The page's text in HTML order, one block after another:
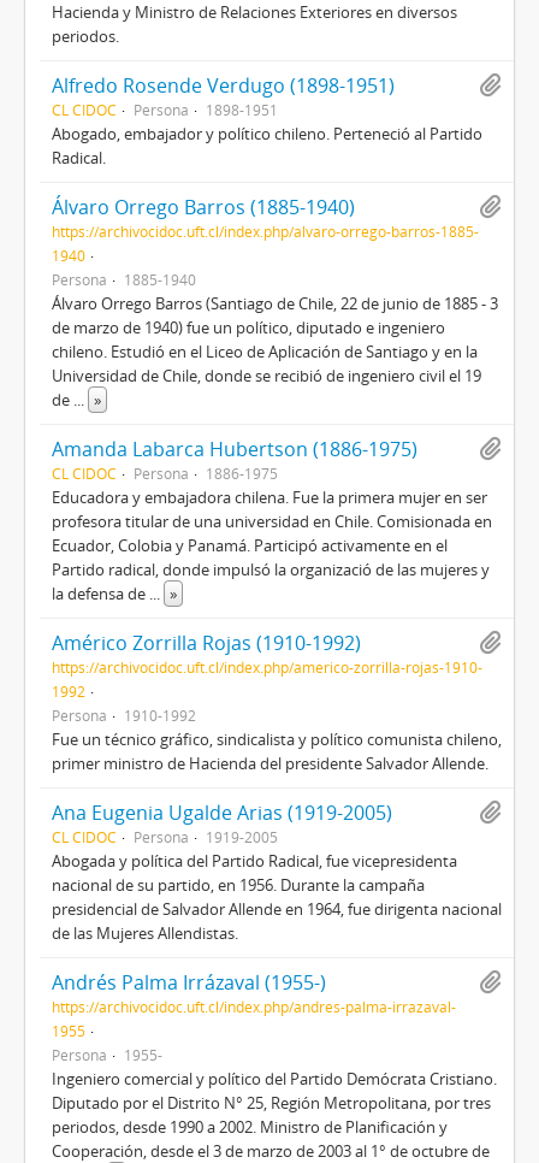
Hacienda y Ministro de Relaciones Exteriores en diversos
periodos.
Alfredo Rosende Verdugo (1898-1951)
CL CIDOC Persona 1898-1951
Abogado, embajador y político chileno. Perteneció al Partido
Radical.
Álvaro Orrego Barros (1885-1940)
https://archivocidoc.uft.cl/index.php/alvaro-orrego-barros-1885-
1940
Persona
1885-1940
Álvaro Orrego Barros (Santiago de Chile, 22 de junio de 1885 - 3
de marzo de 1940) fue un político, diputado e ingeniero
chileno. Estudió en el Liceo de Aplicación de Santiago y en la
Universidad de Chile, donde se recibió de ingeniero civil el 19
de ... »
Amanda Labarca Hubertson (1886-1975)
CL CIDOC Persona 1886-1975
Educadora y embajadora chilena. Fue la primera mujer en ser
profesora titular de una universidad en Chile. Comisionada en
Ecuador, Colobia y Panamá. Participó activamente en el
Partido radical, donde impulsó la organizació de las mujeres y
la defensa de ... »
Américo Zorrilla Rojas (1910-1992)
https://archivocidoc.uft.cl/index.php/americo-zorrilla-rojas-1910-
1992
Persona
1910-1992
Fue un técnico gráfico, sindicalista y político comunista chileno,
primer ministro de Hacienda del presidente Salvador Allende.
Ana Eugenia Ugalde Arias (1919-2005)
CL CIDOC Persona 1919-2005
Abogada y política del Partido Radical, fue vicepresidenta
nacional de su partido, en 1956. Durante la campaña
presidencial de Salvador Allende en 1964, fue dirigenta nacional
de las Mujeres Allendistas.
Andrés Palma Irrázaval (1955-)
https://archivocidoc.uft.cl/index.php/andres-palma-irrazaval-
1955
Persona
1955-
Ingeniero comercial y político del Partido Demócrata Cristiano.
Diputado por el Distrito N° 25, Región Metropolitana, por tres
periodos, desde 1990 a 2002. Ministro de Planificación y
Cooperación, desde el 3 de marzo de 2003 al 1° de octubre de